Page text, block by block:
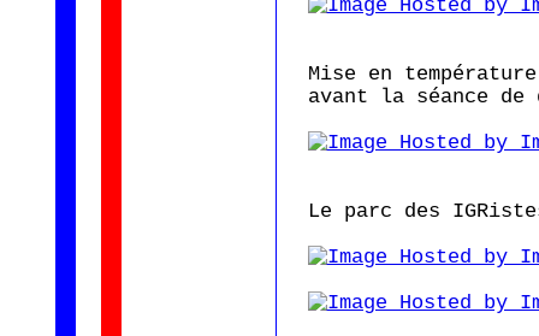
Mise en
avant la séance de
Le parc des